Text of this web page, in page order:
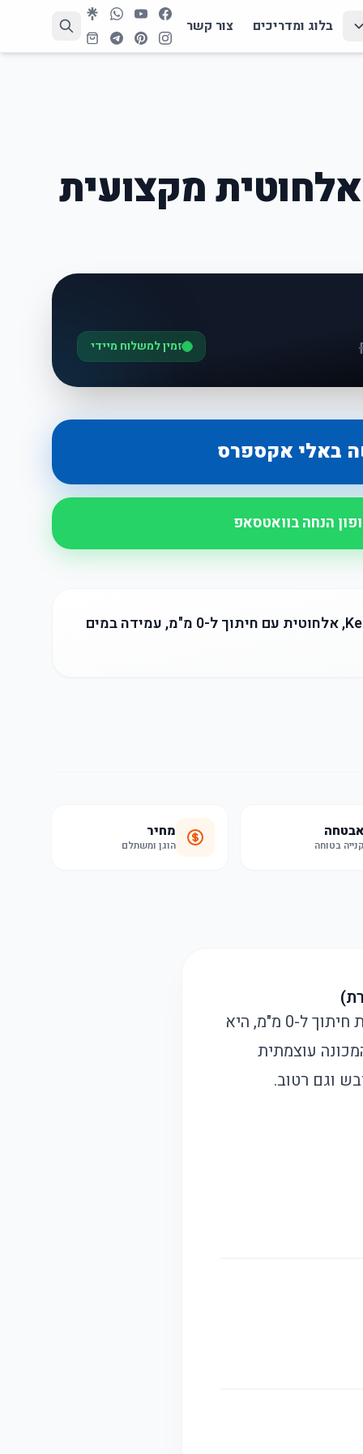
בלוג ומדריכים צור קשר
מקצועית
זמין למשלוח מיידי
באלי אקספרס
הנחה בוואטסאפ
מכונת תספורת מקצועית Kemei 2299, אלחוטית עם חיתוך ל-0 מ"מ, עמידה במים
בטוחה
מחיר
הוגן ומשתלם
מכונת התספורת Kemei 2299 מביאה איכות ודיוק לעולם התספורות. עם יכולת חיתוך ל-0 מ"מ, היא
עוצמתית
וגם רטוב.